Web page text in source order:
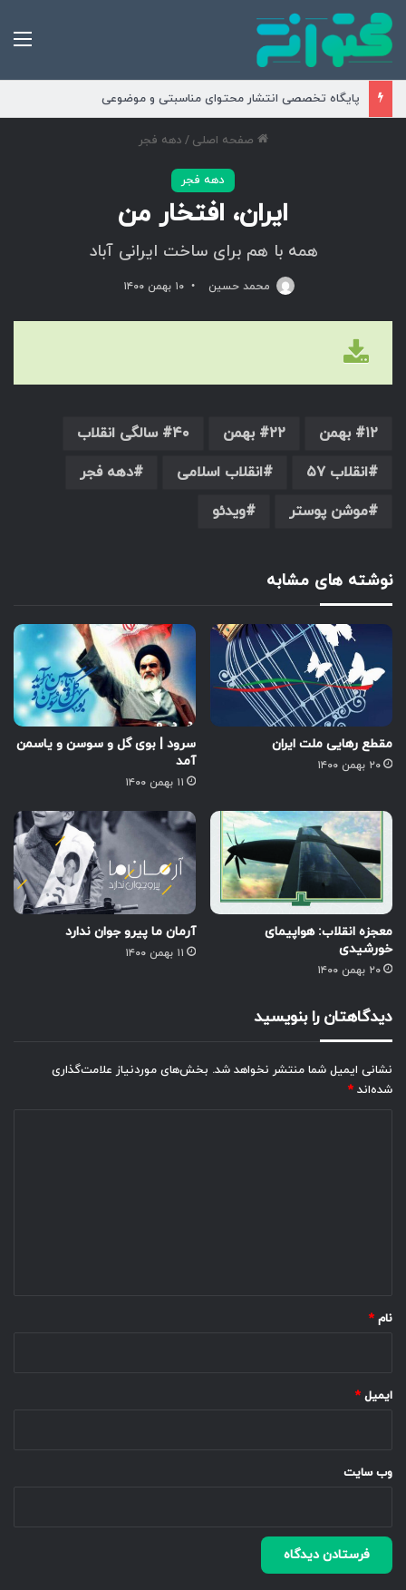
پایگاه تخصصی انتشار محتوای مناسبتی و موضوعی
صفحه اصلی / دهه فجر
دهه فجر
ایران، افتخار من
همه با هم برای ساخت ایرانی آباد
محمد حسین ۱۰ بهمن ۱۴۰۰
۱۲ بهمن ۲۲ بهمن
۴۰ سالگی انقلاب
انقلاب ۵۷
انقلاب اسلامی
دهه فجر
موشن پوستر
ویدئو
نوشته های مشابه
مقطع رهایی ملت ایران
۲۰ بهمن ۱۴۰۰
سرود | بوی گل و سوسن و یاسمن
آمد
۱۱ بهمن ۱۴۰۰
معجزه انقلاب: هواپیمای
خورشیدی
۲۰ بهمن ۱۴۰۰
آرمان ما پیرو جوان ندارد
۱۱ بهمن ۱۴۰۰
دیدگاهتان را بنویسید
نشانی ایمیل شما منتشر نخواهد شد. بخش‌های موردنیاز علامت‌گذاری
شده‌اند *
نام *
ایمیل *
وب‌ سایت